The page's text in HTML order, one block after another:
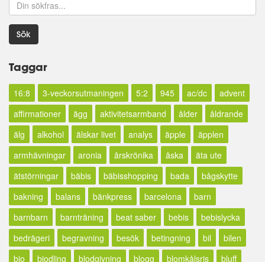
Sök
Taggar
16:8 3-veckorsutmaningen 5:2 945 ac/dc
advent
affirmationer
ägg aktivitetsarmband ålder
åldrande
älg
alkohol älskar livet analys äpple
äpplen
armhävningar
aronia årskrönika åska
äta ute
ätstörningar
bäbis bäbisshopping bada
bågskytte
bakning
balans bänkpress barcelona
barn
barnbarn
barnträning beat saber bebis
bebislycka
bedrägeri
begravning besök betingning bil
bilen
bio
biodling blodgivning blogg blomkålsris
bluff